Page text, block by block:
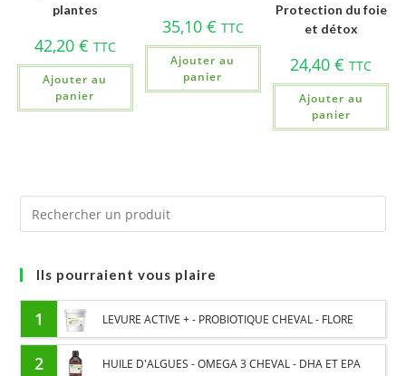
plantes
42,20 € TTC
Ajouter au
panier
35,10 € TTC
Ajouter au
panier
Protection du foie
et détox
24,40€ TTC
Ajouter au
panier
Ils pourraient vous plaire
1 LEVURE ACTIVE + - PROBIOTIQUE CHEVAL - FLORE
INTESTINALE ET DIGESTION
2 HUILE D'ALGUES - OMEGA 3 CHEVAL - DHA ET EPA